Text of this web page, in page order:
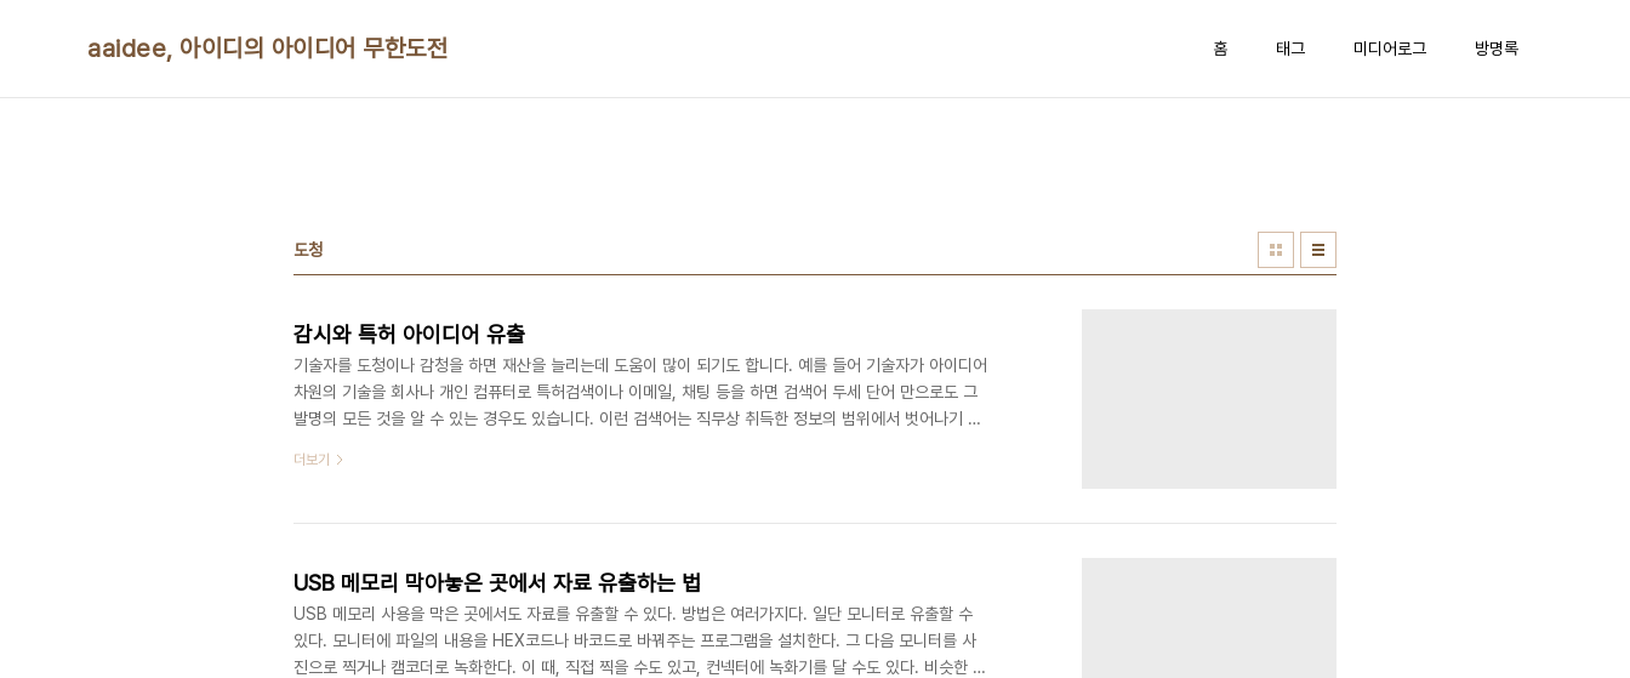
aaidee, 아이디의 아이디어 무한도전 홈 태그 미디어로그 방명록
도청
감시와 특허 아이디어 유출
기술자를 도청이나 감청을 하면 재산을 늘리는데 도움이 많이 되기도 합니다. 예를 들어 기술자가 아이디어
차원의 기술을 회사나 개인 컴퓨터로 특허검색이나 이메일, 채팅 등을 하면 검색어 두세 단어 만으로도 그
발명의 모든 것을 알 수 있는 경우도 있습니다. 이런 검색어는 직무상 취득한 정보의 범위에서 벗어나기 때
기술자의 경쟁사이지만 자신이 좋아하는 회사에도 팔 수 있고, 퇴직 후에도 재취업에 이용하거나 해서 갑부
더보기
USB 메모리 막아놓은 곳에서 자료 유출하는 법
USB 메모리 사용을 막은 곳에서도 자료를 유출할 수 있다. 방법은 여러가지다. 일단 모니터로 유출할 수
있다. 모니터에 파일의 내용을 HEX코드나 바코드로 바꿔주는 프로그램을 설치한다. 그 다음 모니터를 사
진으로 찍거나 캠코더로 녹화한다. 이 때, 직접 찍을 수도 있고, 컨넥터에 녹화기를 달 수도 있다. 비슷한 방